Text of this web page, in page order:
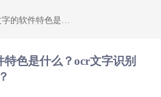
色是什么？ocr文字识别